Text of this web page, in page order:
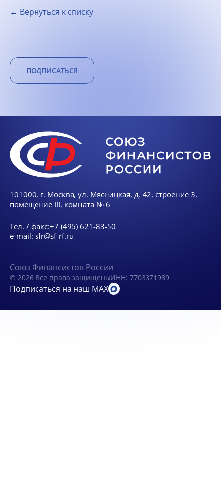
← Вернуться к списку
ПОДПИСАТЬСЯ
101000, г. Москва, ул. Мясницкая, д. 42, строение 3,
помещение III, комната № 6
Тел. / факс:+7 (495) 621-83-50
e-mail: sfr@sf-rf.ru
Союз Финансистов России
© 2026 Все права защищеныИНН: 7703371989
Подписаться на наш MAX